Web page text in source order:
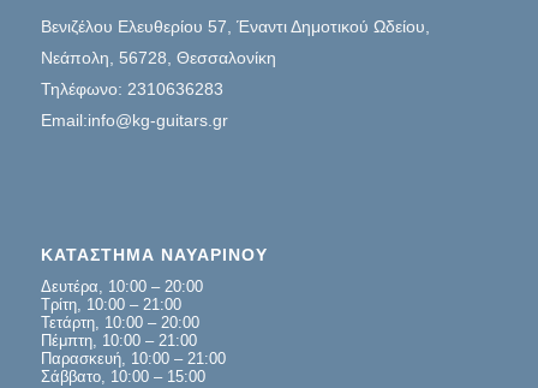
Βενιζέλου Ελευθερίου 57, Έναντι Δημοτικού Ωδείου,
Νεάπολη, 56728, Θεσσαλονίκη
Τηλέφωνο: 2310636283
Email:info@kg-guitars.gr
ΚΑΤΑΣΤΗΜΑ ΝΑΥΑΡΙΝΟΥ
Δευτέρα, 10:00 – 20:00
Τρίτη, 10:00 – 21:00
Τετάρτη, 10:00 – 20:00
Πέμπτη, 10:00 – 21:00
Παρασκευή, 10:00 – 21:00
Σάββατο, 10:00 – 15:00